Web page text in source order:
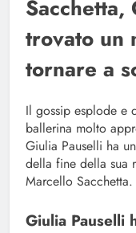
Sacchetta,
trovato un
tornare a
Il gossip esplode e
ballerina molto
Giulia Pauselli ha
della fine della sua
Marcello Sacchetta.
Giulia Pauselli